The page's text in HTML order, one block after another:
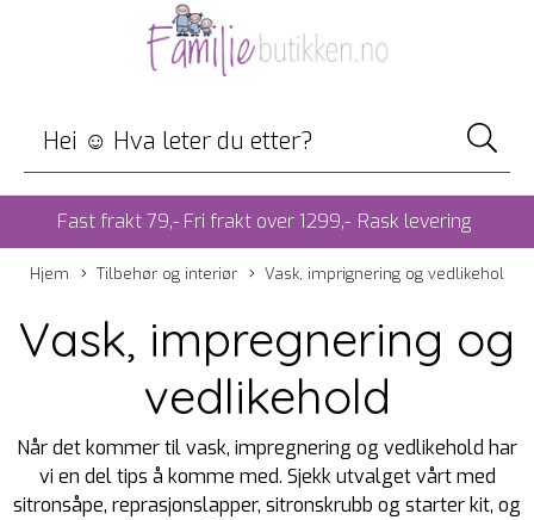
Fast frakt 79,- Fri frakt over 1299,- Rask levering
Hjem Tilbehør og interiør Vask, imprignering og vedlikehol
Vask, impregnering og
vedlikehold
Når det kommer til vask, impregnering og vedlikehold har
vi en del tips å komme med. Sjekk utvalget vårt med
sitronsåpe, reprasjonslapper, sitronskrubb og starter kit, og